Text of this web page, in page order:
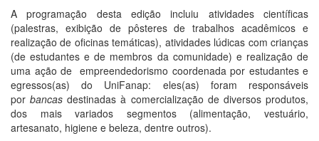
A programação desta edição incluiu atividades científicas
(palestras, exibição de pôsteres de trabalhos acadêmicos e
realização de oficinas temáticas), atividades lúdicas com crianças
(de estudantes e de membros da comunidade) e realização de
uma ação de empreendedorismo coordenada por estudantes e
egressos(as) do UniFanap: eles(as) foram responsáveis
porbancas destinadas à comercialização de diversos produtos,
dos mais variados segmentos (alimentação, vestuário,
artesanato, higiene e beleza, dentre outros).